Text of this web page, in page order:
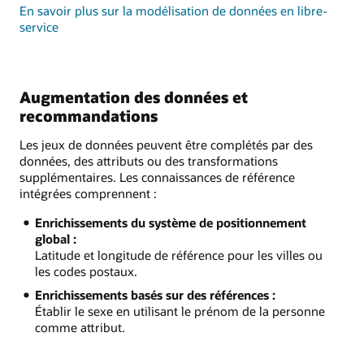
En savoir plus sur la modélisation de données en libre-
service
Augmentation des données et
recommandations
Les jeux de données peuvent être complétés par des
données, des attributs ou des transformations
supplémentaires. Les connaissances de référence
intégrées comprennent :
Enrichissements du système de positionnement
global :
Latitude et longitude de référence pour les villes ou
les codes postaux.
Enrichissements basés sur des références :
Établir le sexe en utilisant le prénom de la personne
comme attribut.